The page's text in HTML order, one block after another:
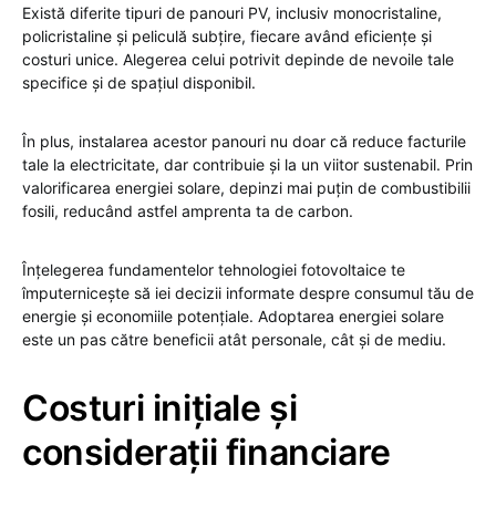
Există diferite tipuri de panouri PV, inclusiv monocristaline,
policristaline și peliculă subțire, fiecare având eficiențe și
costuri unice. Alegerea celui potrivit depinde de nevoile tale
specifice și de spațiul disponibil.
În plus, instalarea acestor panouri nu doar că reduce facturile
tale la electricitate, dar contribuie și la un viitor sustenabil. Prin
valorificarea energiei solare, depinzi mai puțin de combustibilii
fosili, reducând astfel amprenta ta de carbon.
Înțelegerea fundamentelor tehnologiei fotovoltaice te
împuternicește să iei decizii informate despre consumul tău de
energie și economiile potențiale. Adoptarea energiei solare
este un pas către beneficii atât personale, cât și de mediu.
Costuri inițiale și
considerații financiare